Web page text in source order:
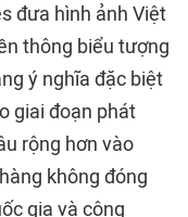
đưa hình ảnh Việt
thông biểu tượng
ý nghĩa đặc biệt
giai đoạn phát
rộng hơn vào
không đóng
gia và cộng